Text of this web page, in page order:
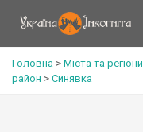
Головна > Міста та регіони
район > Синявка